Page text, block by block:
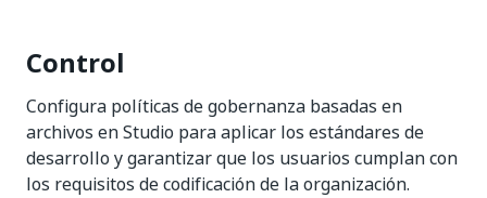
Control
Configura políticas de gobernanza basadas en
archivos en Studio para aplicar los estándares de
desarrollo y garantizar que los usuarios cumplan con
los requisitos de codificación de la organización.